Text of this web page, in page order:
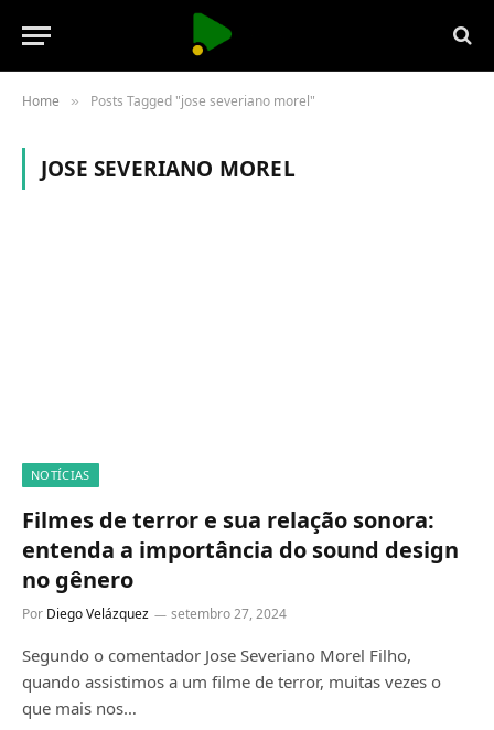
Home » Posts Tagged "jose severiano morel"
JOSE SEVERIANO MOREL
NOTÍCIAS
Filmes de terror e sua relação sonora:
entenda a importância do sound design
no gênero
Por Diego Velázquez setembro 27, 2024
Segundo o comentador Jose Severiano Morel Filho,
quando assistimos a um filme de terror, muitas vezes o
que mais nos…